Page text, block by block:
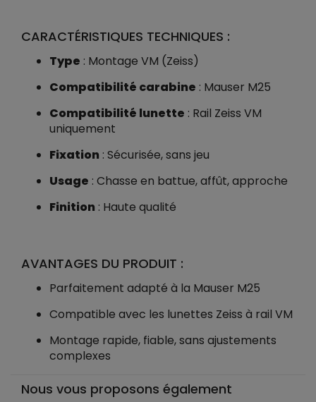
CARACTÉRISTIQUES TECHNIQUES :
Type : Montage VM (Zeiss)
Compatibilité carabine : Mauser M25
Compatibilité lunette : Rail Zeiss VM
uniquement
Fixation : Sécurisée, sans jeu
Usage : Chasse en battue, affût, approche
Finition : Haute qualité
AVANTAGES DU PRODUIT :
Parfaitement adapté à la Mauser M25
Compatible avec les lunettes Zeiss à rail VM
Montage rapide, fiable, sans ajustements
complexes
Nous vous proposons également